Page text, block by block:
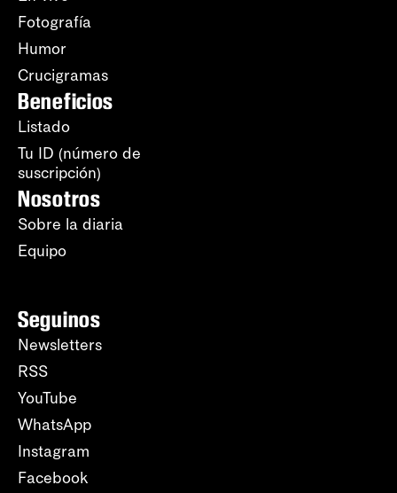
Fotografía
Humor
Crucigramas
Beneficios
Listado
Tu ID (número de
suscripción)
Nosotros
Sobre la diaria
Equipo
Seguinos
Newsletters
RSS
YouTube
WhatsApp
Instagram
Facebook